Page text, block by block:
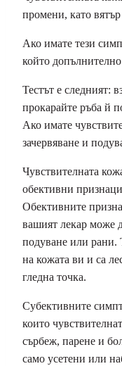
промени, като
Ако имате тези
който
Тестът е следният:
прокарайте ръба й
Ако имате
зачервяване и
Чувствителната
обективни
Обективните
вашият лекар може
подуване или рани.
на кожата ви и са
гледна точка.
Субективните
които
сърбеж, парене и
само усетени или